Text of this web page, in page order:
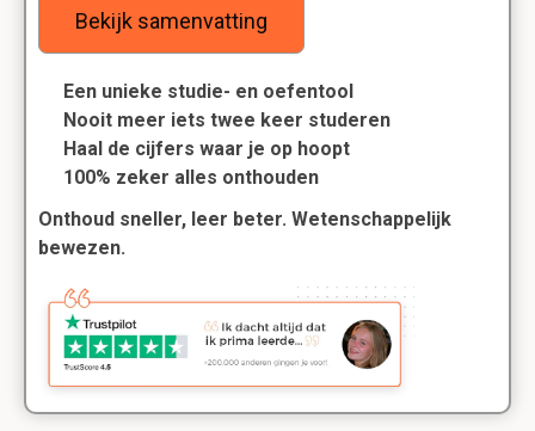
Bekijk samenvatting
Een unieke studie- en oefentool
Nooit meer iets twee keer studeren
Haal de cijfers waar je op hoopt
100% zeker alles onthouden
Onthoud sneller, leer beter. Wetenschappelijk
bewezen.